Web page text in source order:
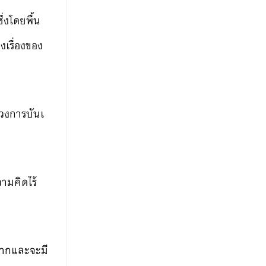
โดยพื้น
รื่องของ
การบันเ
มคิดไร้
กและจะมี